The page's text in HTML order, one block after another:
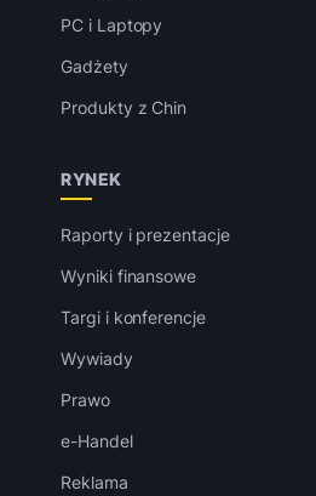
PC i Laptopy
Gadżety
Produkty z Chin
RYNEK
Raporty i prezentacje
Wyniki finansowe
Targi i konferencje
Wywiady
Prawo
e-Handel
Reklama